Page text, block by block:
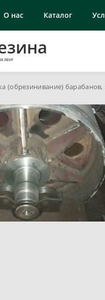
О нас Каталог
ЛЕНТ
(обрезинивание) барабанов,